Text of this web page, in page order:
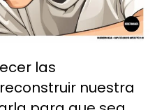
las
nuestra